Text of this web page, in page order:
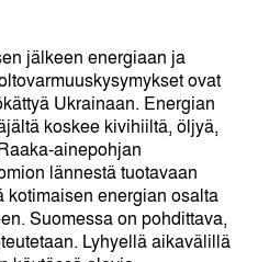
jälkeen energiaan ja
ovat
Ukrainaan. Energian
koskee kivihiiltä, öljyä,
ainepohjan
lännestä tuotavaan
kotimaisen energian osalta
Suomessa on pohdittava,
Lyhyellä aikavälillä